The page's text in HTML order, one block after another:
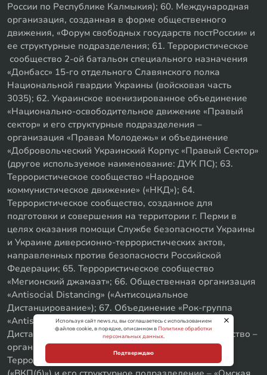
России по Республике Калмыкия); 60. Международная
организация, созданная в форме общественного
движения, «Форум свободных государств постРоссии» и
ее структурные подразделения; 61. Террористическое
сообщество 2-ой батальон специального назначения
«Донбасс» 15-го отдельного Славянского полка
Национальной гвардии Украины (войсковая часть
3035); 62. Украинское военизированное объединение
«Национально-освободительное движение «Правый
сектор» и его структурные подразделения –
организация «Правая Молодежь» и объединение
«Добровольческий Украинский Корпус «Правый Сектор»
(другое используемое наименование: ДУК ПС); 63.
Террористическое сообщество «Народное
коммунистическое движение» («НКД»); 64.
Террористическое сообщество, созданное для
подготовки и совершения на территории г. Перми в
целях оказания помощи Службе безопасности Украины
и Украине диверсионно-террористических актов,
направленных против безопасности Российской
Федерации; 65. Террористическое сообщество
«Мегионский джамаат»; 66. Общественная организация
«Antisocial Distancing» («Антисоциальное
Дистанцирование»); 67. Объединение «Рок-группа
«Antisocial Distancing» («Антисоциальное
Дистанцирование»); 68. Террористическое сообщество –
организация «Форум свободной России»; 69.
Террористическое сообщество «Вступить в ВКП(б)»
Используя сайт news.ru, вы соглашаетесь с использованием
файлов cookie, в порядке, описанном вПолитике обработки
персональных данных.
Подтверждаю